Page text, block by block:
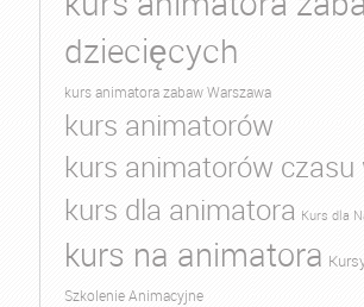
dziecięcych
kurs animatora zabaw Warszawa
kurs animatorów
kurs animatorów czasu
kurs dla animatora Kurs dla
kurs na animatora
Szkolenie Animacyjne